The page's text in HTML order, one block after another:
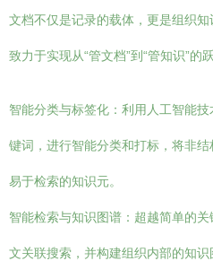
文档不仅是记录的载体，更是组织
致力于实现从“管文档”到“管知识”的
智能分类与标签化：利用人工智能
键词，进行智能分类和打标，将非结
易于检索的知识元。
智能检索与知识图谱：超越简单的
文关联搜索，并构建组织内部的知识